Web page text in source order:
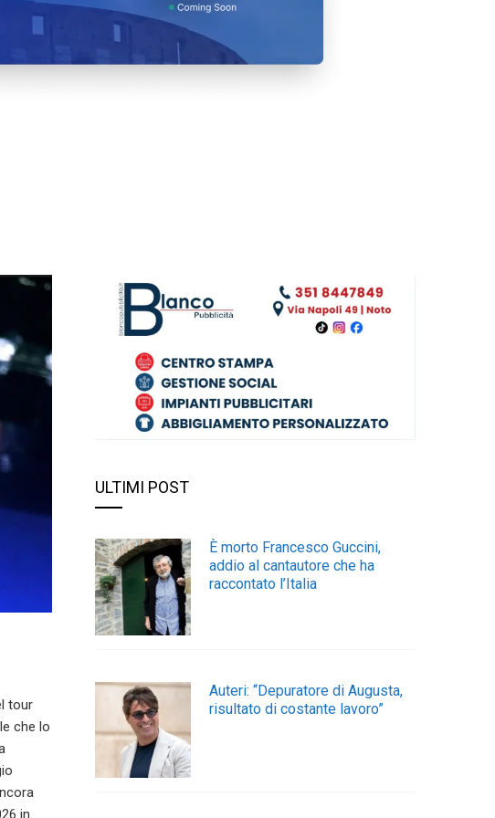
tour
che lo
in…
ULTIMI POST
È morto Francesco Guccini,
addio al cantautore che ha
raccontato l’Italia
Auteri: “Depuratore di Augusta,
risultato di costante lavoro”